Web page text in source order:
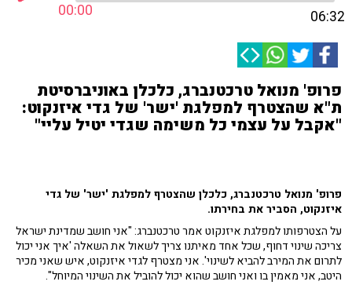
00:00 06:32
פרופ' מנואל טרכטנברג, כלכלן באוניברסיטת
ת"א שהצטרף למפלגת 'ישר' של גדי איזנקוט:
"אקבל על עצמי כל משימה שגדי יטיל עליי"
פרופ' מנואל טרכטנברג, כלכלן שהצטרף למפלגת 'ישר' של גדי
איזנקוט, הסביר את בחירתו.
על הצטרפותו למפלגת איזנקוט אמר טרכטנברג: "אני חושב שמדינת ישראל
צריכה שינוי דחוף, שכל אחד מאיתנו צריך לשאול את השאלה 'איך אני יכול
לתרום את המירב להביא לשינוי'. אני מצטרף לגדי איזנקוט, איש שאני מכיר
היטב, אני מאמין בו ואני חושב שהוא יכול להוביל את השינוי המיוחל".